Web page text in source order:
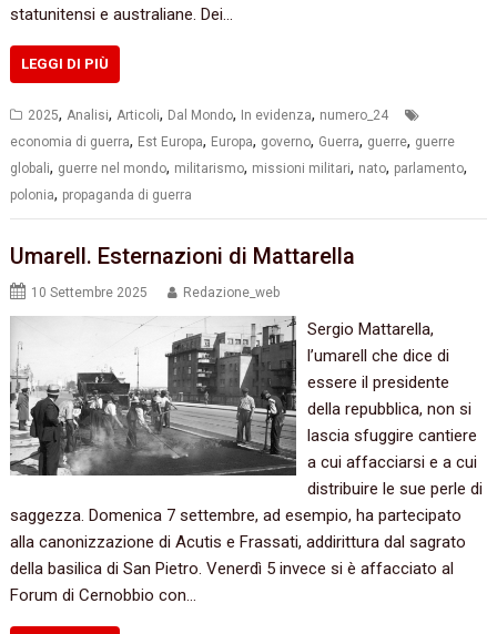
statunitensi e australiane. Dei…
LEGGI DI PIÙ
2025,Analisi,Articoli, Dal Mondo, In evidenza, numero_24
economia di guerra, Est Europa, Europa, governo, Guerra, guerre, guerre
globali, guerre nel mondo, militarismo, missioni militari, nato, parlamento,
polonia, propaganda di guerra
Umarell. Esternazioni di Mattarella
10 Settembre 2025 Redazione_web
Sergio Mattarella,
l’umarell che dice di
essere il presidente
della repubblica, non si
lascia sfuggire cantiere
a cui affacciarsi e a cui
distribuire le sue perle di
saggezza. Domenica 7 settembre, ad esempio, ha partecipato
alla canonizzazione di Acutis e Frassati, addirittura dal sagrato
della basilica di San Pietro. Venerdì 5 invece si è affacciato al
Forum di Cernobbio con…